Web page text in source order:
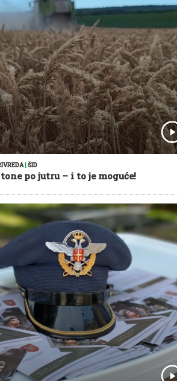
| ŠID
po jutru – i to je moguće!